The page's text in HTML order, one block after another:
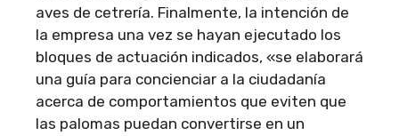
aves de cetrería. Finalmente, la intención de
la empresa una vez se hayan ejecutado los
bloques de actuación indicados, «se elaborará
una guía para concienciar a la ciudadanía
acerca de comportamientos que eviten que
las palomas puedan convertirse en un